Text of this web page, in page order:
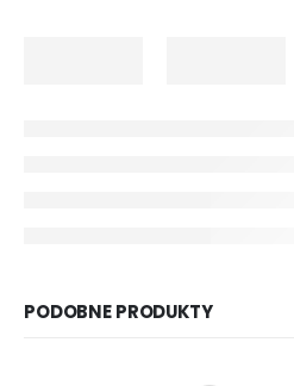
PODOBNE PRODUKTY